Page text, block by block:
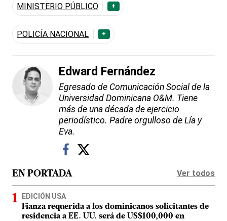
MINISTERIO PÚBLICO +
POLICÍA NACIONAL +
Edward Fernández
Egresado de Comunicación Social de la
Universidad Dominicana O&M. Tiene
más de una década de ejercicio
periodístico. Padre orgulloso de Lía y
Eva.
EN PORTADA Ver todos
EDICIÓN USA
Fianza requerida a los dominicanos solicitantes de
residencia a EE. UU. será de US$100,000 en